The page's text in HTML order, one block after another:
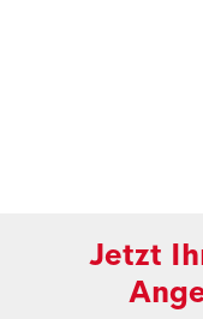
Jetzt